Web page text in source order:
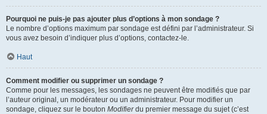
Pourquoi ne puis-je pas ajouter plus d’options à mon sondage ?
Le nombre d’options maximum par sondage est défini par l’administrateur. Si
vous avez besoin d’indiquer plus d’options, contactez-le.
Haut
Comment modifier ou supprimer un sondage ?
Comme pour les messages, les sondages ne peuvent être modifiés que par
l’auteur original, un modérateur ou un administrateur. Pour modifier un
sondage, cliquez sur le bouton Modifierdu premier message du sujet (c’est